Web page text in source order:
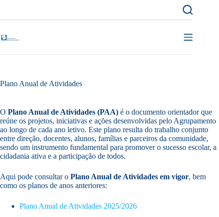
o
Plano Anual de Atividades
O Plano Anual de Atividades (PAA) é o documento orientador que
reúne os projetos, iniciativas e ações desenvolvidas pelo Agrupamento
ao longo de cada ano letivo. Este plano resulta do trabalho conjunto
entre direção, docentes, alunos, famílias e parceiros da comunidade,
sendo um instrumento fundamental para promover o sucesso escolar, a
cidadania ativa e a participação de todos.
Aqui pode consultar o Plano Anual de Atividades em vigor, bem
como os planos de anos anteriores:
Plano Anual de Atividades 2025/2026